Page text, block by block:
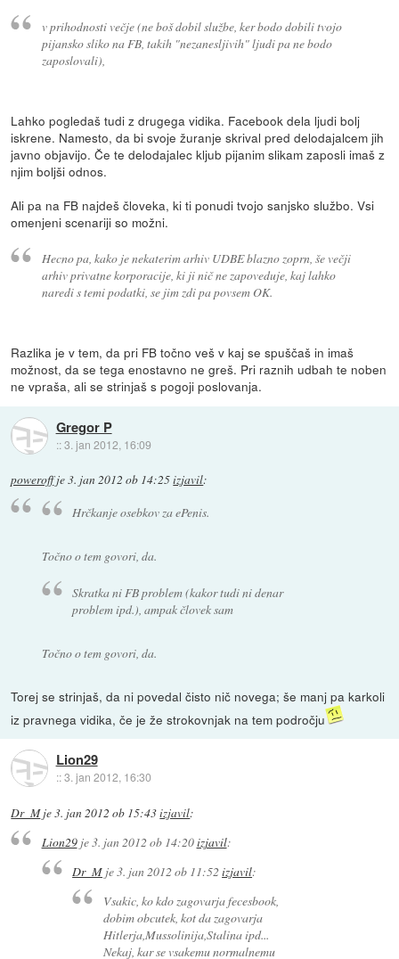
v prihodnosti večje (ne boš dobil službe, ker bodo dobili tvojo
pijansko sliko na FB, takih "nezanesljivih" ljudi pa ne bodo
zaposlovali),
Lahko pogledaš tudi z drugega vidika. Facebook dela ljudi bolj
iskrene. Namesto, da bi svoje žuranje skrival pred delodajalcem jih
javno objavijo. Če te delodajalec kljub pijanim slikam zaposli imaš z
njim boljši odnos.
Ali pa na FB najdeš človeka, ki ti ponudi tvojo sanjsko službo. Vsi
omenjeni scenariji so možni.
Hecno pa, kako je nekaterim arhiv UDBE blazno zoprn, še večji
arhiv privatne korporacije, ki ji nič ne zapoveduje, kaj lahko
naredi s temi podatki, se jim zdi pa povsem OK.
Razlika je v tem, da pri FB točno veš v kaj se spuščaš in imaš
možnost, da se tega enostavno ne greš. Pri raznih udbah te noben
ne vpraša, ali se strinjaš s pogoji poslovanja.
Gregor P
::3. jan 2012, 16:09
poweroffje3. jan 2012 ob 14:25izjavil:
Hrčkanje osebkov za ePenis.
Točno o tem govori, da.
Skratka ni FB problem (kakor tudi ni denar
problem ipd.), ampak človek sam
Točno o tem govori, da.
Torej se strinjaš, da ni povedal čisto nič novega; še manj pa karkoli
iz pravnega vidika, če je že strokovnjak na tem področju
Lion29
::3. jan 2012, 16:30
Dr_Mje3. jan 2012 ob 15:43izjavil:
Lion29je3. jan 2012 ob 14:20izjavil:
Dr_M je3. jan 2012 ob 11:52izjavil:
Vsakic, ko kdo zagovarja fecesbook,
dobim obcutek, kot da zagovarja
Hitlerja,Mussolinija,Stalina ipd...
Nekaj, kar se vsakemu normalnemu